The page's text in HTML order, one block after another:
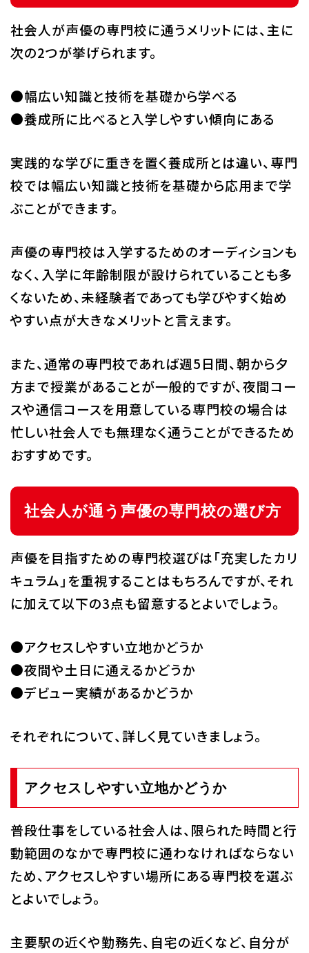
社会人が声優の専門校に通うメリットには、主に
次の2つが挙げられます。
●幅広い知識と技術を基礎から学べる
●養成所に比べると入学しやすい傾向にある
実践的な学びに重きを置く養成所とは違い、専門
校では幅広い知識と技術を基礎から応用まで学
ぶことができます。
声優の専門校は入学するためのオーディションも
なく、入学に年齢制限が設けられていることも多
くないため、未経験者であっても学びやすく始め
やすい点が大きなメリットと言えます。
また、通常の専門校であれば週5日間、朝から夕
方まで授業があることが一般的ですが、夜間コー
スや通信コースを用意している専門校の場合は
忙しい社会人でも無理なく通うことができるため
おすすめです。
社会人が通う声優の専門校の選び方
声優を目指すための専門校選びは「充実したカリ
キュラム」を重視することはもちろんですが、それ
に加えて以下の3点も留意するとよいでしょう。
●アクセスしやすい立地かどうか
●夜間や土日に通えるかどうか
●デビュー実績があるかどうか
それぞれについて、詳しく見ていきましょう。
アクセスしやすい立地かどうか
普段仕事をしている社会人は、限られた時間と行
動範囲のなかで専門校に通わなければならない
ため、アクセスしやすい場所にある専門校を選ぶ
とよいでしょう。
主要駅の近くや勤務先、自宅の近くなど、自分が